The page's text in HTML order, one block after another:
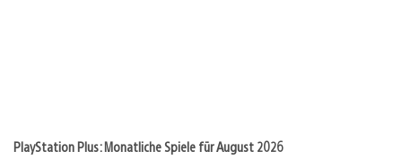
PlayStation Plus: Monatliche Spiele für August 2026